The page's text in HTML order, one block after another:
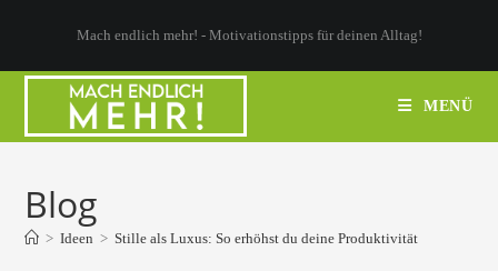
springen
Mach endlich mehr! - Motivationstipps für deinen Alltag!
MENÜ
Blog
> Ideen > Stille als Luxus: So erhöhst du deine Produktivität